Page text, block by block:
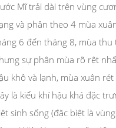
Mĩ trải dài trên vùng
và phân theo 4 mùa
6 đến tháng 8, mùa
sự phân mùa rõ rệt
khô và lạnh, mùa xuân
là kiểu khí hậu khá đặc
sinh sống (đặc biệt là